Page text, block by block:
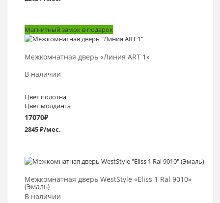
Магнитный замок в подарок
Межкомнатная дверь «Линия ART 1»
В наличии
Цвет полотна
Цвет молдинга
17070₽
2845 ₽/мес.
Выбрать >
Межкомнатная дверь WestStyle «Eliss 1 Ral 9010»
(Эмаль)
В наличии
Выбрать >